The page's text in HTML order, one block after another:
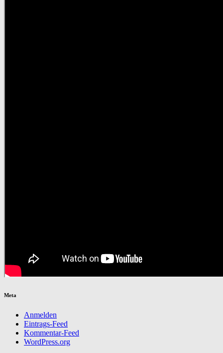
Meta
Anmelden
Eintrags-Feed
Kommentar-Feed
WordPress.org